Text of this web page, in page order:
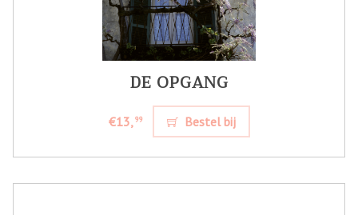
DE OPGANG
€13,99 Bestel bij